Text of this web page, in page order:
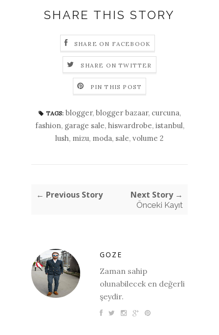
SHARE THIS STORY
SHARE ON FACEBOOK
SHARE ON TWITTER
PIN THIS POST
TAGS: blogger, blogger bazaar, curcuna,
fashion, garage sale, hiswardrobe, istanbul,
lush, mizu, moda, sale, volume 2
← Previous Story Next Story →
Önceki Kayıt
GOZE
Zaman sahip
olunabilecek en değerli
şeydir.